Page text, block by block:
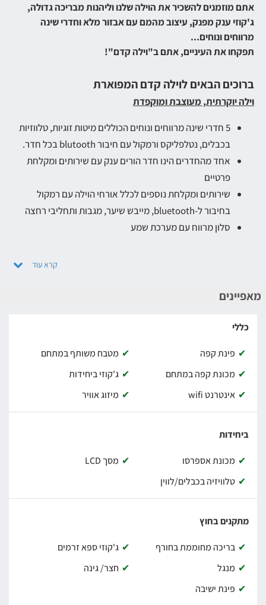
אתם מוזמנים להשכיר את הוילה שלנו וליהנות מבריכה גדולה,
ג'קוזי ענק מפנק, עיצוב מהמם עם אבזור מלא וחדרי שינה
מרווחים ונוחים...
תפקחו את העיניים, אתם ב"וילה קדם"!
ברוכים הבאים לוילה קדם המפוארת
וילה יוקרתית, מעוצבת ומוקפדת
5 חדרי שינה מרווחים ונוחים הכוללים מיטות זוגיות, טלווזיות
בכבלים, נטלפליקס ורמקול עם חיבור blutooth בכל חדר.
אחד מהחדרים הינו חדר הורים ענק עם שירותים ומקלחת
פרטיים
שירותים ומקלחת נוספים לכלל אורחי הוילה עם רמקול
בחיבור ל-bluetooth, מייבש שיער, מגבות ותחליבי רחצה
סלון מרווח עם מערכת שמע
קפה עם קפסולות, תנור, כיריים, מדיח כלים, כלי הגשה וכלי
מסביב לבריכה רצפת דק, פינות ישיבה נוחות, ריהוט גן וערסל ישיבה
עוד במתחם החוץ
, מטבח חיצוני
מאובזר היטב עםמנגלוכל הנדרש לבישול ארוחה טובה
נוף מדברי מהפנט
מתצפית הר גמל המהממת.
עוד בסביבה הקרובה:
פאבים
מסעדות
מכתש רמון
חוות האלפקות
מאפיינים
כללי
פינת קפה
מטבח משותף במתחם
מכונת קפה במתחם
ג'קוזי ביחידות
אינטרנט wifi
מיזוג אוויר
ביחידות
מכונת אספרסו
מסך LCD
טלוויזיה בכבלים/לווין
מתקנים בחוץ
בריכה מחוממת בחורף
ג'קוזי ספא זרמים
מנגל
חצר/ גינה
פינת ישיבה